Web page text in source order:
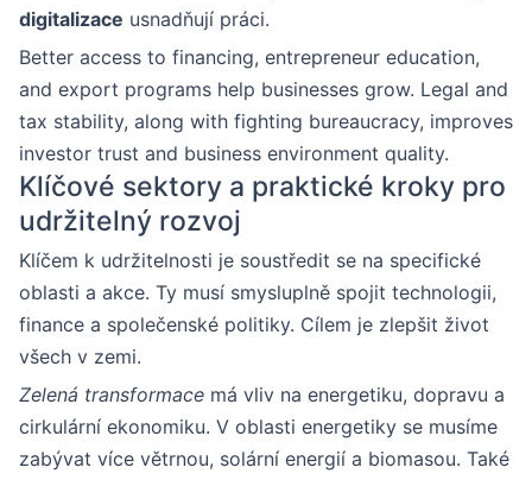
digitalizace usnadňují práci.
Better access to financing, entrepreneur education,
and export programs help businesses grow. Legal and
tax stability, along with fighting bureaucracy, improves
investor trust and business environment quality.
Klíčové sektory a praktické kroky pro
udržitelný rozvoj
Klíčem k udržitelnosti je soustředit se na specifické
oblasti a akce. Ty musí smysluplně spojit technologii,
finance a společenské politiky. Cílem je zlepšit život
všech v zemi.
Zelená transformace má vliv na energetiku, dopravu a
cirkulární ekonomiku. V oblasti energetiky se musíme
zabývat více větrnou, solární energií a biomasou. Také